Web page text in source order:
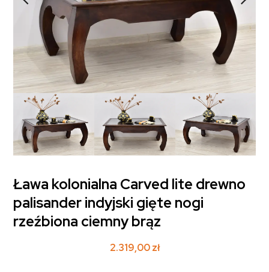
Ława kolonialna Carved lite drewno
palisander indyjski gięte nogi
rzeźbiona ciemny brąz
2.319,00zł